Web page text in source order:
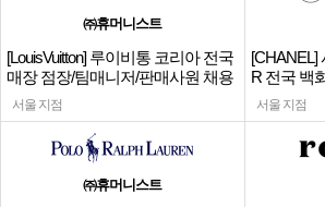
㈜휴머니스트
[LouisVuitton] 루이비통 코리아 전국
매장 점장/팀매니저/판매사원 채용
서울 지점
[CHANEL]
R 전국 백
용
서울 지점
㈜휴머니스트